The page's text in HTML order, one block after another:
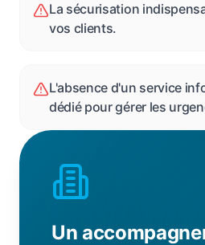
La sécurisation
vos clients.
L'absence d'un service
dédié pour gérer les
Un